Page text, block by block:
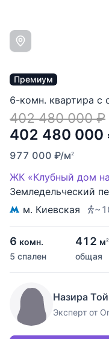
Премиум
6-комн. квартира с
402 480 000 ₽
402 480 000
977 000 ₽/м2
ЖК «Клубный дом
Земледельческий
м. Киевская
6 комн.
5 спален
412 м2
общая
Назира
Эксперт от